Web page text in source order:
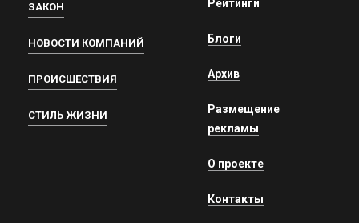
ЗАКОН
НОВОСТИ КОМПАНИЙ
ПРОИСШЕСТВИЯ
СТИЛЬ ЖИЗНИ
Рейтинги
Блоги
Архив
Размещение
рекламы
О проекте
Контакты